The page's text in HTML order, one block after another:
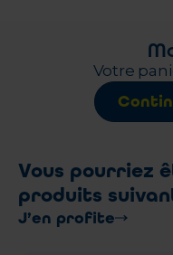
Votre
Vous pourriez
produits
J’en profite